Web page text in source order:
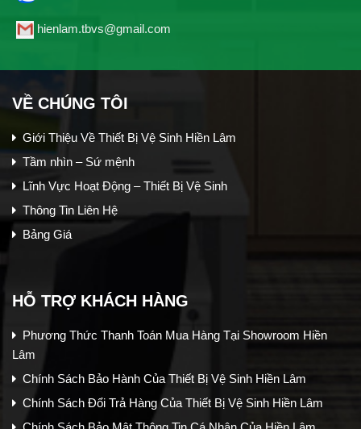
hienlam.tbvs@gmail.com
VỀ CHÚNG TÔI
Giới Thiệu Về Thiết Bị Vệ Sinh Hiền Lâm
Tầm nhìn – Sứ mệnh
Lĩnh Vực Hoạt Động – Thiết Bị Vệ Sinh
Thông Tin Liên Hệ
Bảng Giá
HỖ TRỢ KHÁCH HÀNG
Phương Thức Thanh Toán Mua Hàng Tại Showroom Hiền
Lâm
Chính Sách Bảo Hành Của Thiết Bị Vệ Sinh Hiền Lâm
Chính Sách Đổi Trả Hàng Của Thiết Bị Vệ Sinh Hiền Lâm